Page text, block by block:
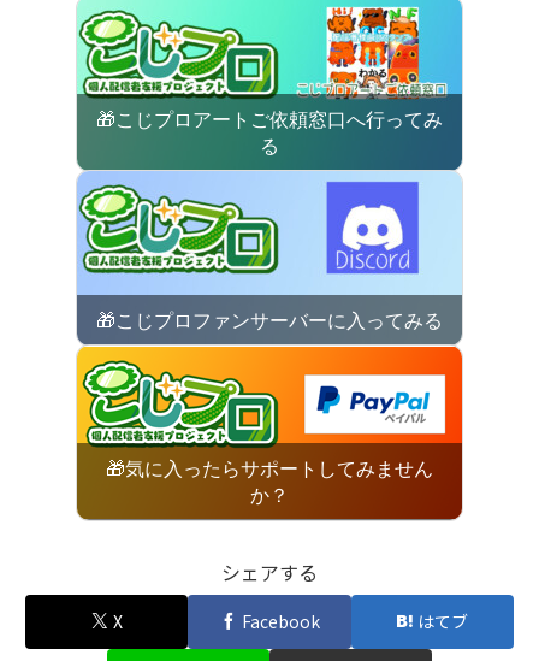
🎁こじプロアートご依頼窓口へ行ってみ
る
🎁こじプロファンサーバーに入ってみる
🎁気に入ったらサポートしてみません
か？
シェアする
X Facebook はてブ